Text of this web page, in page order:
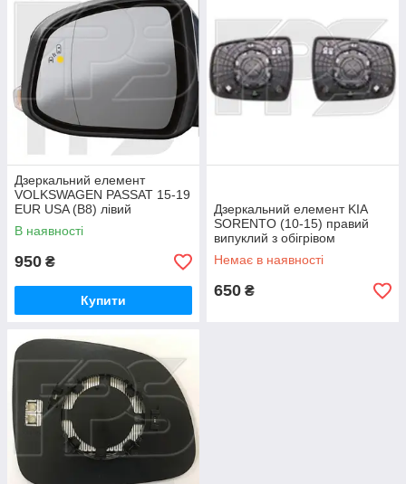
Дзеркальний елемент
VOLKSWAGEN PASSAT 15-19
EUR USA (B8) лівий
асферичний з обігрівом
1469513
В наявності
950 ₴
Купити
Дзеркальний елемент KIA
SORENTO (10-15) правий
випуклий з обігрівом
Немає в наявності
650 ₴